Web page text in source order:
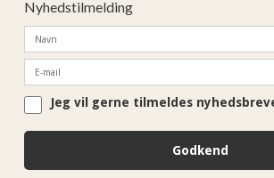
Nyhedstilmelding
Jeg vil gerne tilmeldes
Godkend